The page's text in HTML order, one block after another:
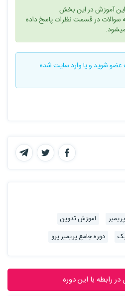
این آموزش در این بخش
سوالات در قسمت نظرات پاسخ داده
عضو شوید و یاوارد سایتشده
اموزش تدوین
دوره جامع پریمیر پرو
رابطه با این دوره